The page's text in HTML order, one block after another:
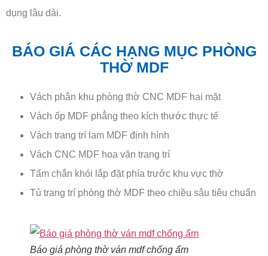
dụng lâu dài.
BÁO GIÁ CÁC HẠNG MỤC PHÒNG
THỜ MDF
Vách phân khu phòng thờ CNC MDF hai mặt
Vách ốp MDF phẳng theo kích thước thực tế
Vách trang trí lam MDF định hình
Vách CNC MDF hoa văn trang trí
Tấm chắn khói lắp đặt phía trước khu vực thờ
Tủ trang trí phòng thờ MDF theo chiều sâu tiêu chuẩn
Báo giá phòng thờ ván mdf chống ẩm